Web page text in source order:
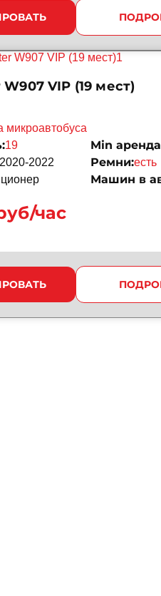
VIP (19 мест)
час
микроавтобуса
19 Min
2020-2022 Ремни:есть
Машин в